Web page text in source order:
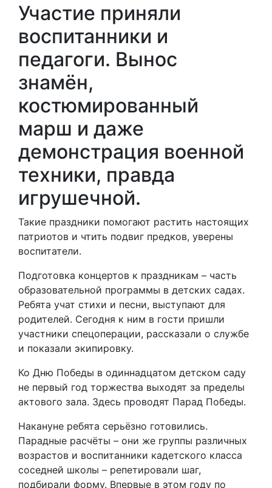
Участие приняли
воспитанники и
педагоги. Вынос
знамён,
костюмированный
марш и даже
демонстрация военной
техники, правда
игрушечной.
Такие праздники помогают растить настоящих
патриотов и чтить подвиг предков, уверены
воспитатели.
Подготовка концертов к праздникам – часть
образовательной программы в детских садах.
Ребята учат стихи и песни, выступают для
родителей. Сегодня к ним в гости пришли
участники спецоперации, рассказали о службе
и показали экипировку.
Ко Дню Победы в одиннадцатом детском саду
не первый год торжества выходят за пределы
актового зала. Здесь проводят Парад Победы.
Накануне ребята серьёзно готовились.
Парадные расчёты – они же группы различных
возрастов и воспитанники кадетского класса
соседней школы – репетировали шаг,
подбирали форму. Впервые в этом году по